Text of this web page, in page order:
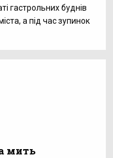
гастрольних буднів
а під час зупинок
мить